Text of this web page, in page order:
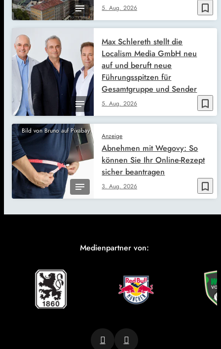
bookmark_border
5. Aug. 2026
bookmark_border
5. Aug. 2026
Max Schlereth stellt die
Localism Media GmbH neu
auf und beruft neue
Führungsspitzen für
Gesamtgruppe und Sender
Bild von Bruno auf Pixabay
bookmark_border
Anzeige
3. Aug. 2026
Abnehmen mit Wegovy: So
können Sie Ihr Online-Rezept
sicher beantragen
Medienpartner von: